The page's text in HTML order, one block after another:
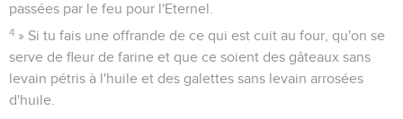
passées par le feu pour l'Eternel.
4 » Si tu fais une offrande de ce qui est cuit au four, qu'on se
serve de fleur de farine et que ce soient des gâteaux sans
levain pétris à l'huile et des galettes sans levain arrosées
d'huile.